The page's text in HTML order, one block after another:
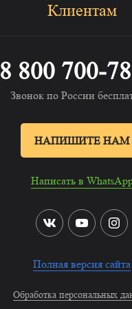
8 800 700-
Звонок по России
НАПИШИТЕ НАМ
Написать в
Полная версия сайта
Обработка персональных
Клиентам